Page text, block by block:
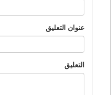
عنوان التعليق
التعليق